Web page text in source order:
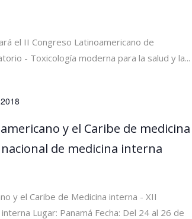
el II Congreso Latinoamericano de
- Toxicología moderna para la salud y la...
y el Caribe de medicina
de medicina interna
y el Caribe de Medicina interna - XII
Lugar: Panamá Fecha: Del 24 al 26 de